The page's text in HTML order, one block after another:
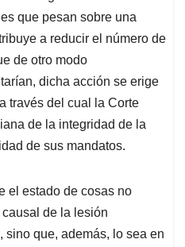
que pesan sobre una
a reducir el número de
de otro modo
dicha acción se erige
través del cual la Corte
de la integridad de la
de sus mandatos.
el estado de cosas no
de la lesión
sino que, además, lo sea en